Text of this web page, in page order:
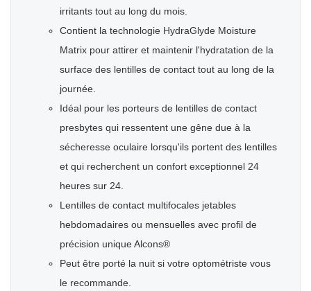
irritants tout au long du mois.
Contient la technologie HydraGlyde Moisture
Matrix pour attirer et maintenir l'hydratation de la
surface des lentilles de contact tout au long de la
journée.
Idéal pour les porteurs de lentilles de contact
presbytes qui ressentent une gêne due à la
sécheresse oculaire lorsqu'ils portent des lentilles
et qui recherchent un confort exceptionnel 24
heures sur 24.
Lentilles de contact multifocales jetables
hebdomadaires ou mensuelles avec profil de
précision unique Alcons®
Peut être porté la nuit si votre optométriste vous
le recommande.